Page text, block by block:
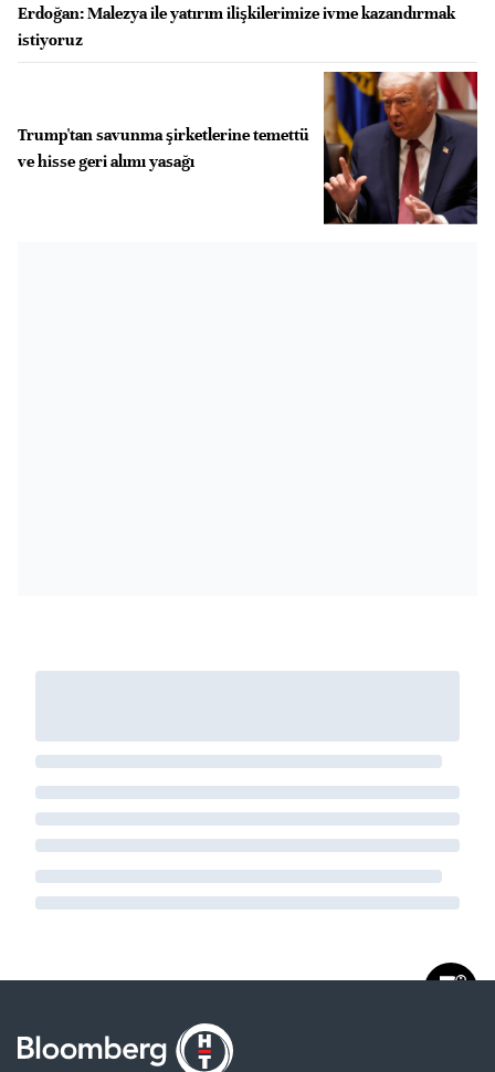
Erdoğan: Malezya ile yatırım ilişkilerimize ivme kazandırmak
istiyoruz
Trump'tan savunma şirketlerine temettü
ve hisse geri alımı yasağı